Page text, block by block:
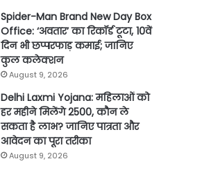
Spider-Man Brand New Day Box
Office: ‘अवतार’ का रिकॉर्ड टूटा, 10वें
दिन भी छप्परफाड़ कमाई; जानिए
कुल कलेक्शन
August 9, 2026
Delhi Laxmi Yojana: महिलाओं को
हर महीने मिलेंगे 2500, कौन ले
सकता है लाभ? जानिए पात्रता और
आवेदन का पूरा तरीका
August 9, 2026